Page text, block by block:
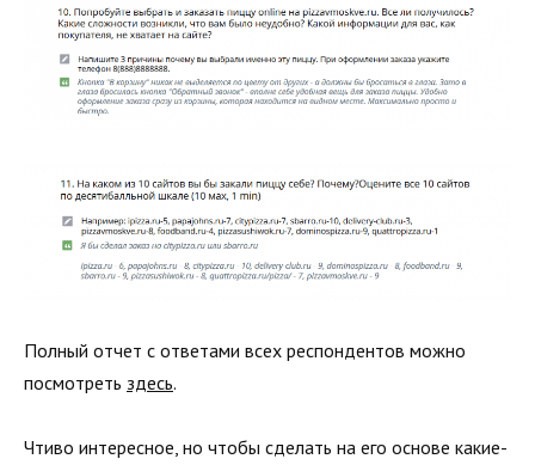
Полный отчет с ответами всех респондентов можно
посмотреть здесь.
Чтиво интересное, но чтобы сделать на его основе какие-